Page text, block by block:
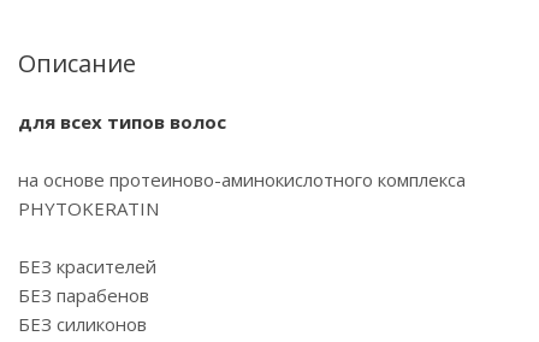
Описание
для всех типов волос
на основе протеиново-аминокислотного комплекса
PHYTOKERATIN
БЕЗ красителей
БЕЗ парабенов
БЕЗ силиконов